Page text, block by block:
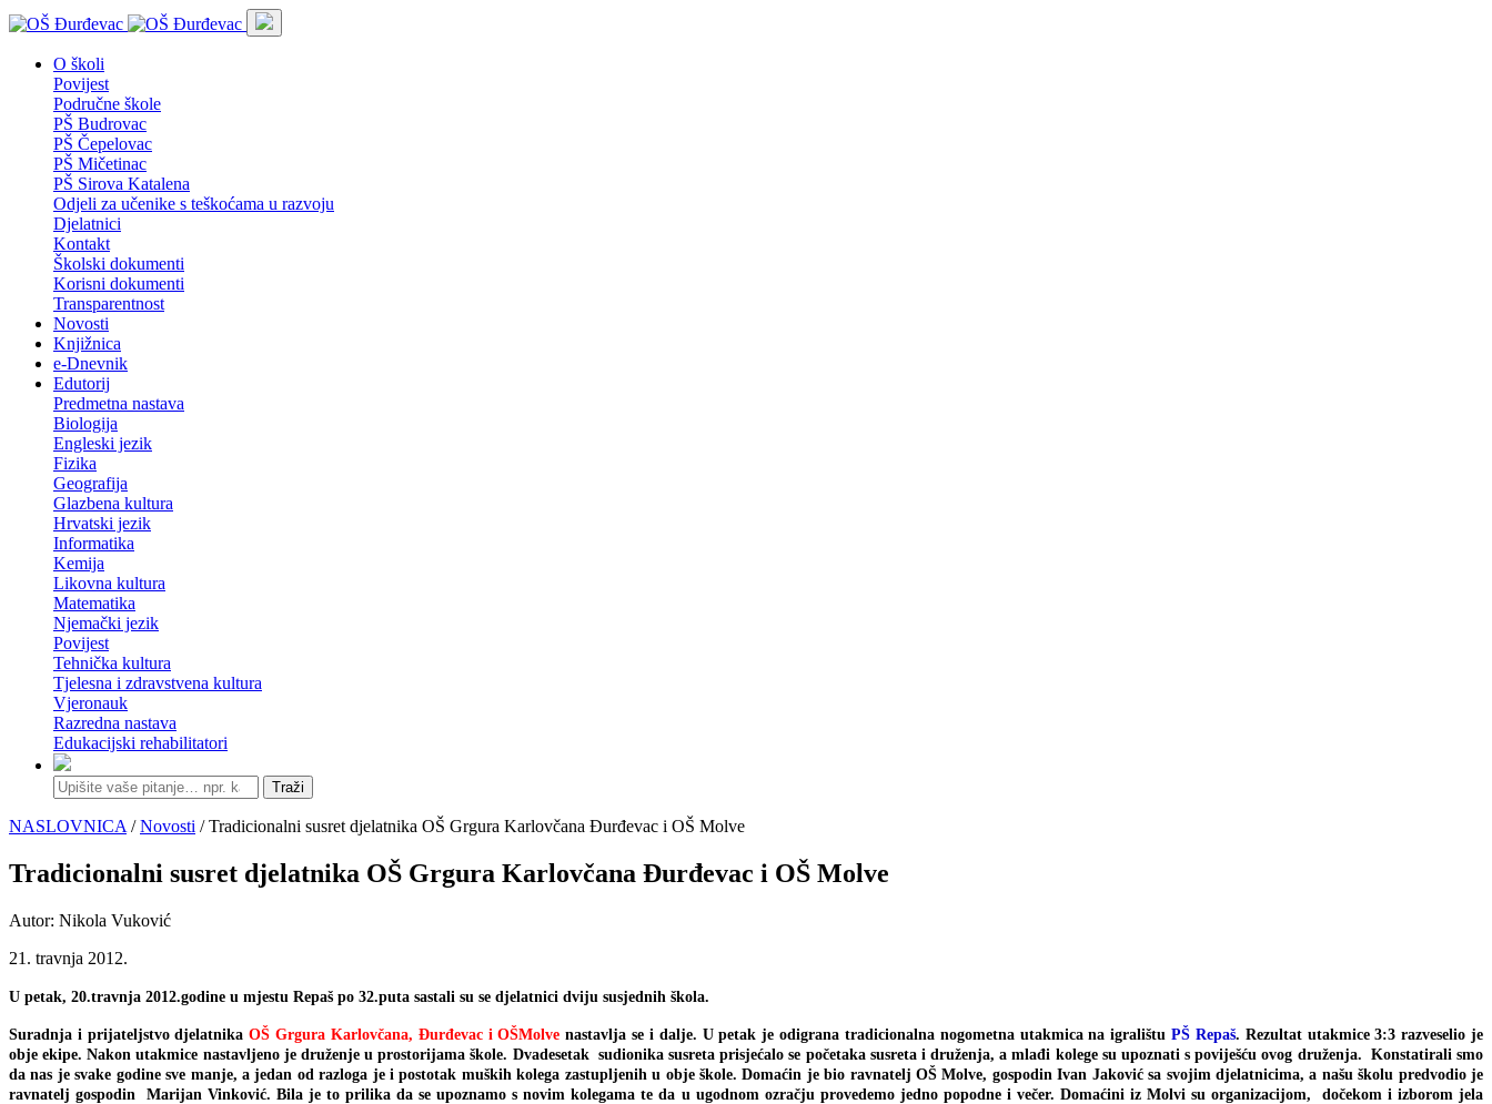
O školi
Povijest
Područne škole
PŠ Budrovac
PŠ Čepelovac
PŠ Mičetinac
PŠ Sirova Katalena
Odjeli za učenike s teškoćama u razvoju
Djelatnici
Kontakt
Školski dokumenti
Korisni dokumenti
Transparentnost
Novosti
Knjižnica
e-Dnevnik
Edutorij
Predmetna nastava
Biologija
Engleski jezik
Fizika
Geografija
Glazbena kultura
Hrvatski jezik
Informatika
Kemija
Likovna kultura
Matematika
Njemački jezik
Povijest
Tehnička kultura
Tjelesna i zdravstvena kultura
Vjeronauk
Razredna nastava
Edukacijski rehabilitatori
Traži
NASLOVNICA /Novosti / Tradicionalni susret djelatnika OŠ Grgura Karlovčana Đurđevac i OŠ Molve
Tradicionalni susret djelatnika OŠ Grgura Karlovčana Đurđevac i OŠ Molve
Autor: Nikola Vuković
21. travnja 2012.
U petak, 20.travnja 2012.godine u mjestu Repaš po 32.puta sastali su se djelatnici dviju susjednih škola.
Suradnja i prijateljstvo djelatnikaOŠ Grgura Karlovčana, Đurđevac i OŠMolve nastavlja se i dalje. U petak je odigrana tradicionalna nogometna utakmica na igralištu PŠ Repaš. Rezultat utakmice 3:3 razveselio je
obje ekipe. Nakon utakmice nastavljeno je druženje u prostorijama škole. Dvadesetak sudionika susreta prisjećalo se početaka susreta i druženja, a mlađi kolege su upoznati s poviješću ovog druženja. Konstatirali smo
da nas je svake godine sve manje, a jedan od razloga je i postotak muških kolega zastupljenih u obje škole. Domaćin je bio ravnatelj OŠ Molve, gospodin Ivan Jaković sa svojim djelatnicima, a našu školu predvodio je
ravnatelj gospodin Marijan Vinković. Bila je to prilika da se upoznamo s novim kolegama te da u ugodnom ozračju provedemo jedno popodne i večer. Domaćini iz Molvi su organizacijom, dočekom i izborom jela